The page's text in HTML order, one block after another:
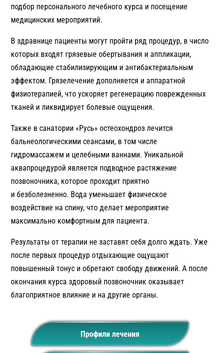
подбор персонального лечебного курса и посещение
медицинских мероприятий.
В здравнице пациенты могут пройти ряд процедур, в число
которых входят грязевые обертывания и аппликации,
обладающие стабилизирующим и антибактериальным
эффектом. Грязелечение дополняется и аппаратной
физиотерапией, что ускоряет регенерацию поврежденных
тканей и ликвидирует болевые ощущения.
Также в санатории «Русь» остеохондроз лечится
бальнеологическими сеансами, в том числе
гидромассажем и целебными ваннами. Уникальной
аквапроцедурой является подводное растяжение
позвоночника, которое проходит приятно
и безболезненно. Вода уменьшает физическое
воздействие на спину, что делает мероприятие
максимально комфортным для пациента.
Результаты от терапии не заставят себя долго ждать. Уже
после первых процедур отдыхающие ощущают
повышенный тонус и обретают свободу движений. А после
окончания курса здоровый позвоночник оказывает
благоприятное влияние и на другие органы.
Профили лечения